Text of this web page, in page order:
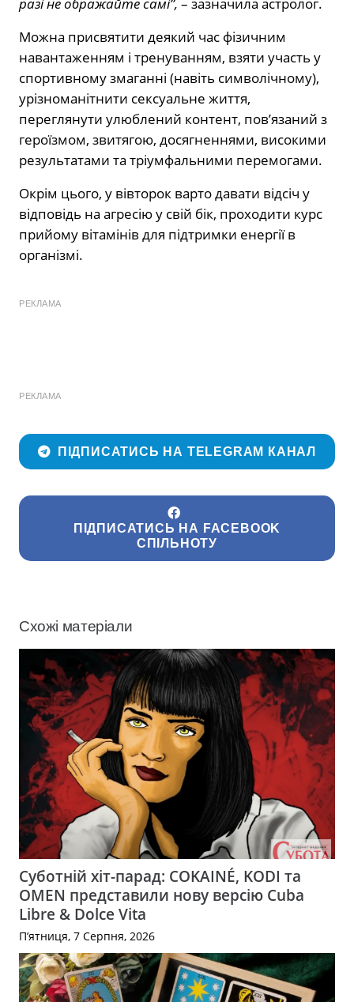
разі не ображайте самі”, – зазначила астролог.
Можна присвятити деякий час фізичним
навантаженням і тренуванням, взяти участь у
спортивному змаганні (навіть символічному),
урізноманітнити сексуальне життя,
переглянути улюблений контент, пов’язаний з
героїзмом, звитягою, досягненнями, високими
результатами та тріумфальними перемогами.
Окрім цього, у вівторок варто давати відсіч у
відповідь на агресію у свій бік, проходити курс
прийому вітамінів для підтримки енергії в
організмі.
РЕКЛАМА
РЕКЛАМА
ПІДПИСАТИСЬ НА TELEGRAM КАНАЛ
ПІДПИСАТИСЬ НА FACEBOOK
СПІЛЬНОТУ
Схожі матеріали
Суботній хіт-парад: COKAINÉ, KODI та
OMEN представили нову версію Cuba
Libre & Dolce Vita
П’ятниця, 7 Серпня, 2026